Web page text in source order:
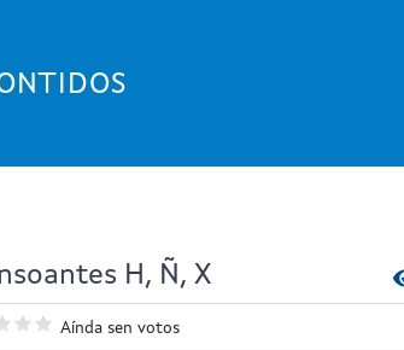
H, Ñ, X
Aínda sen votos